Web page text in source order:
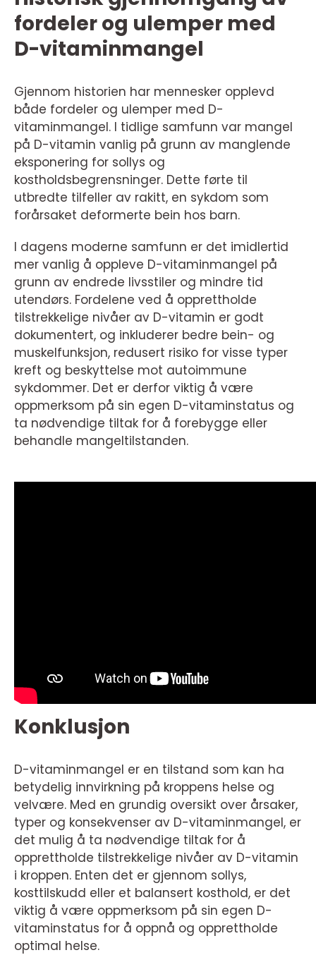
fordeler og ulemper med
D-vitaminmangel
Gjennom historien har mennesker opplevd
både fordeler og ulemper med D-
vitaminmangel. I tidlige samfunn var mangel
på D-vitamin vanlig på grunn av manglende
eksponering for sollys og
kostholdsbegrensninger. Dette førte til
utbredte tilfeller av rakitt, en sykdom som
forårsaket deformerte bein hos barn.
I dagens moderne samfunn er det imidlertid
mer vanlig å oppleve D-vitaminmangel på
grunn av endrede livsstiler og mindre tid
utendørs. Fordelene ved å opprettholde
tilstrekkelige nivåer av D-vitamin er godt
dokumentert, og inkluderer bedre bein- og
muskelfunksjon, redusert risiko for visse typer
kreft og beskyttelse mot autoimmune
sykdommer. Det er derfor viktig å være
oppmerksom på sin egen D-vitaminstatus og
ta nødvendige tiltak for å forebygge eller
behandle mangeltilstanden.
Konklusjon
D-vitaminmangel er en tilstand som kan ha
betydelig innvirkning på kroppens helse og
velvære. Med en grundig oversikt over årsaker,
typer og konsekvenser av D-vitaminmangel, er
det mulig å ta nødvendige tiltak for å
opprettholde tilstrekkelige nivåer av D-vitamin
i kroppen. Enten det er gjennom sollys,
kosttilskudd eller et balansert kosthold, er det
viktig å være oppmerksom på sin egen D-
vitaminstatus for å oppnå og opprettholde
optimal helse.